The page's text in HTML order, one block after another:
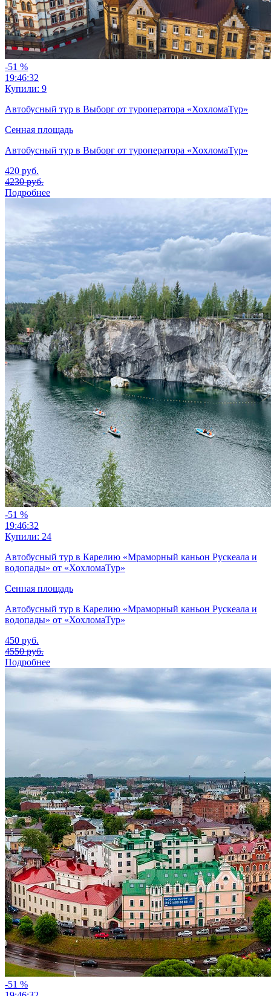
-51 %
19:46:30
Купили: 9
Автобусный тур в Выборг от туроператора «ХохломаТур»
Сенная площадь
Автобусный тур в Выборг от туроператора «ХохломаТур»
420 руб.
4230руб.
Подробнее
-51 %
19:46:30
Купили: 24
Автобусный тур в Карелию «Мраморный каньон Рускеала и
водопады» от «ХохломаТур»
Сенная площадь
Автобусный тур в Карелию «Мраморный каньон Рускеала и
водопады» от «ХохломаТур»
450 руб.
4550руб.
Подробнее
-51 %